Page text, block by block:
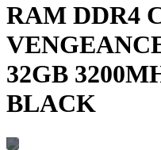
RAM DDR4
32GB
BLACK